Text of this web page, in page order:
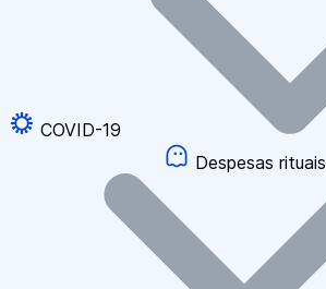
COVID-19
Despesas rituais